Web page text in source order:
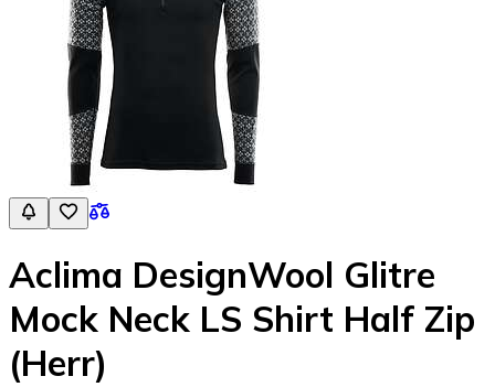
Aclima DesignWool Glitre
Mock Neck LS Shirt Half Zip
(Herr)